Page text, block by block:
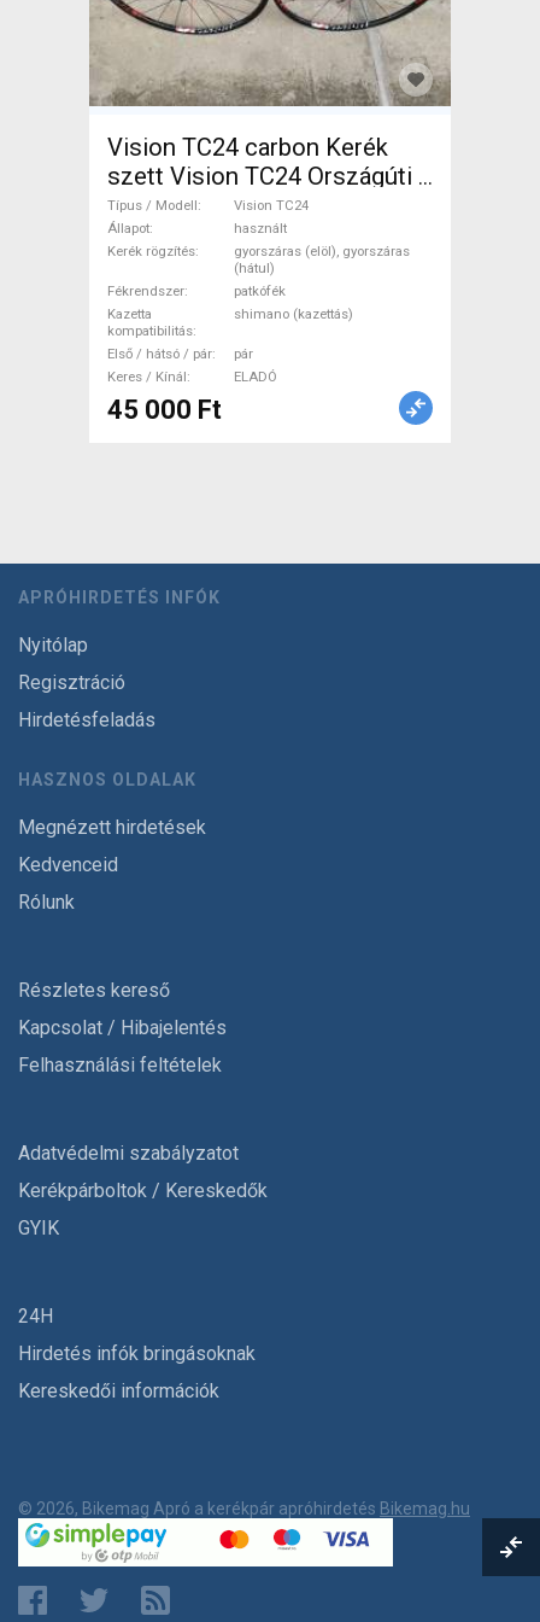
Vision TC24 carbon Kerék
szett Vision TC24 Országúti /
Gravel / Triatlon Alkatrész,
Országúti Kerék / Felni / Gumi
használt ELADÓ
Típus / Modell
Vision TC24
Állapot
használt
Kerék rögzítés
gyorszáras (elöl), gyorszáras
(hátul)
Fékrendszer
patkófék
Kazetta
kompatibilitás
shimano (kazettás)
Első / hátsó / pár
pár
Keres / Kínál
ELADÓ
45 000 Ft
APRÓHIRDETÉS INFÓK
Nyitólap
Regisztráció
Hirdetésfeladás
HASZNOS OLDALAK
Megnézett hirdetések
Kedvenceid
Rólunk
Részletes kereső
Kapcsolat / Hibajelentés
Felhasználási feltételek
Adatvédelmi szabályzatot
Kerékpárboltok / Kereskedők
GYIK
24H
Hirdetés infók bringásoknak
Kereskedői információk
© 2026, Bikemag Apró a kerékpár apróhirdetés Bikemag.hu